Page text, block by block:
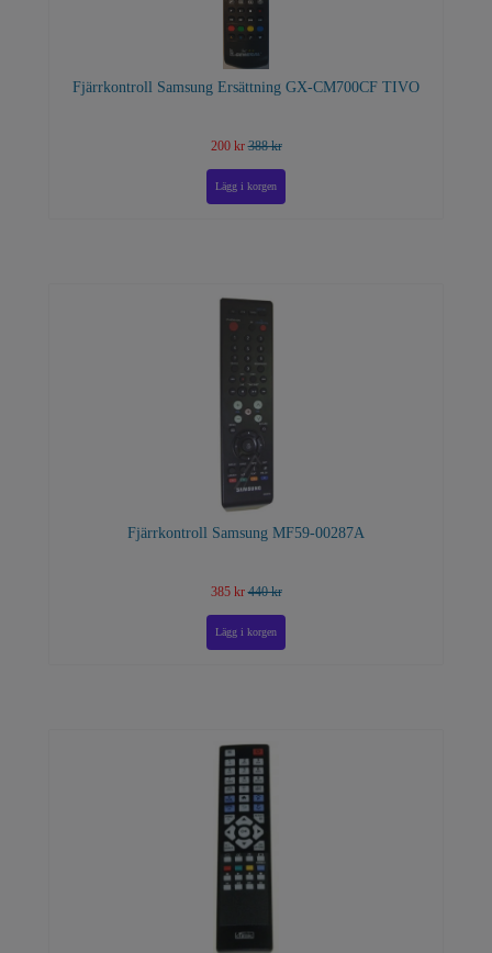
Fjärrkontroll Samsung Ersättning GX-CM700CF TIVO
200 kr 388 kr
Fjärrkontroll Samsung MF59-00287A
385 kr 440 kr